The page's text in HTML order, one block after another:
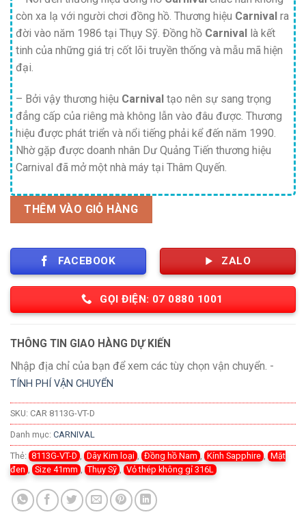
6,550,000 ₫.là:
còn xa lạ với người chơi đồng hồ. Thương hiệu Carnival ra
đời vào năm 1986 tại Thụy Sỹ. Đồng hồ Carnival là kết
tinh của những giá trị cốt lõi truyền thống và mẫu mã hiện
đại.
– Bởi vậy thương hiệu Carnival tạo nên sự sang trọng
đẳng cấp của riêng mà không lẫn vào đâu được. Thương
hiệu được phát triển và nổi tiếng phải kể đến năm 1990.
Nhờ gặp được doanh nhân Dư Quảng Tiến thương hiệu
Carnival đã mở một nhà máy tại Thâm Quyến.
THÊM VÀO GIỎ HÀNG
FACEBOOK ZALO
GỌI ĐIỆN: 07 0880 1001
THÔNG TIN GIAO HÀNG DỰ KIẾN
Nhập địa chỉ của bạn để xem các tùy chọn vận chuyển. -
TÍNH PHÍ VẬN CHUYỂN
SKU: CAR 8113G-VT-D
Danh mục: CARNIVAL
Thẻ: 8113G-VT-D , Dây Kim loại , Đồng hồ Nam , Kính Sapphire , Mặt
đen , Size 41mm , Thụy Sỹ , Vỏ thép không gỉ 316L